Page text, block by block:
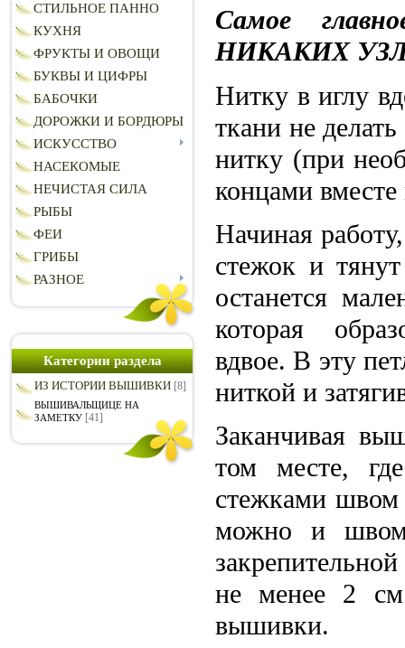
СТИЛЬНОЕ ПАННО
КУХНЯ
ФРУКТЫ И ОВОЩИ
БУКВЫ И ЦИФРЫ
БАБОЧКИ
ДОРОЖКИ И БОРДЮРЫ
ИСКУССТВО
НАСЕКОМЫЕ
НЕЧИСТАЯ СИЛА
РЫБЫ
ФЕИ
ГРИБЫ
РАЗНОЕ
Категории раздела
ИЗ ИСТОРИИ ВЫШИВКИ [8]
ВЫШИВАЛЬЩИЦЕ НА
ЗАМЕТКУ [41]
Самое
НИКАКИХ
Нитку в иглу
ткани не
нитку (при
концами
Начиная
стежок и
останется
которая
вдвое. В эту
ниткой и
Заканчивая
том месте,
стежками швом
можно и швом
не менее 2
вышивки.